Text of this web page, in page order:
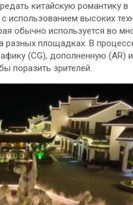
китайскую романтику в
использованием высоких
обычно используется во
разных площадках. В
(CG), дополненную (AR) и
поразить зрителей.